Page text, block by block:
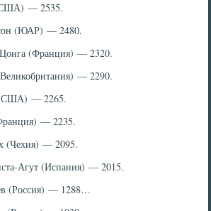
— 2535.
(ЮАР) — 2480.
(Франция) — 2320.
— 2290.
(США) — 2265.
— 2235.
(Чехия) — 2095.
Агут (Испания) — 2015.
(Россия) — 1288…